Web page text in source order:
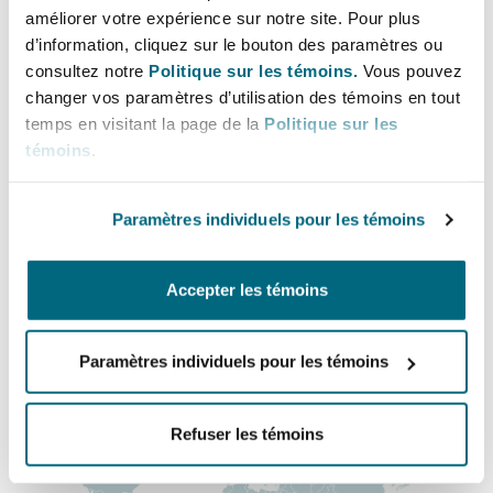
améliorer votre expérience sur notre site. Pour plus
d’information, cliquez sur le bouton des paramètres ou
consultez notre Politique sur les témoins. Vous pouvez
changer vos paramètres d’utilisation des témoins en tout
temps en visitant la page de la Politique sur les
témoins.
Paramètres individuels pour les témoins
Accepter les témoins
Paramètres individuels pour les témoins
Refuser les témoins
Entretien, réparation et
Droit aérien commercial
Droit réglementaire
Satellites et espace
Couverture d’assurance
Droit maritime
Responsabilité du fabricant
The St Botolph Building
Bulletins
+44 207 876 5536
ashleigh.miles@clydeco.com
Bureau principal
+44 333 3000 232